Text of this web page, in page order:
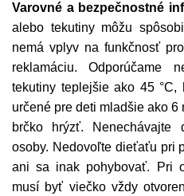
Varovné a bezpečnostné
alebo tekutiny môžu
nemá vplyv na funkčnosť
reklamáciu. Odporúčame
tekutiny teplejšie ako 45
určené pre deti mladšie ako
brčko hrýzť.
osoby. Nedovoľte dieťaťu pri
ani sa inak pohybovať. Pri
musí byť viečko vždy